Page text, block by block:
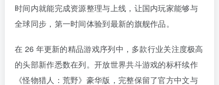
时间内就能完成资源整理与上线，让国内玩家能够与
全球同步，第一时间体验到最新的旗舰作品。
在 26 年更新的精品游戏序列中，多款行业关注度极高
的头部新作悉数在列。开放世界共斗游戏的标杆续作
《怪物猎人：荒野》豪华版，完整保留了官方中文与